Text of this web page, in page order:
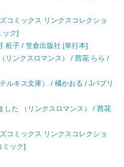
コミックス リンクスコレクショ
ック]
粧子 / 笠倉出版社 [単行本]
リンクスロマンス） / 茜花 らら /
ルキス文庫） / 橘かおる / Jパブリ
した （リンクスロマンス） / 茜花
コミックス リンクスコレクショ
ミック]